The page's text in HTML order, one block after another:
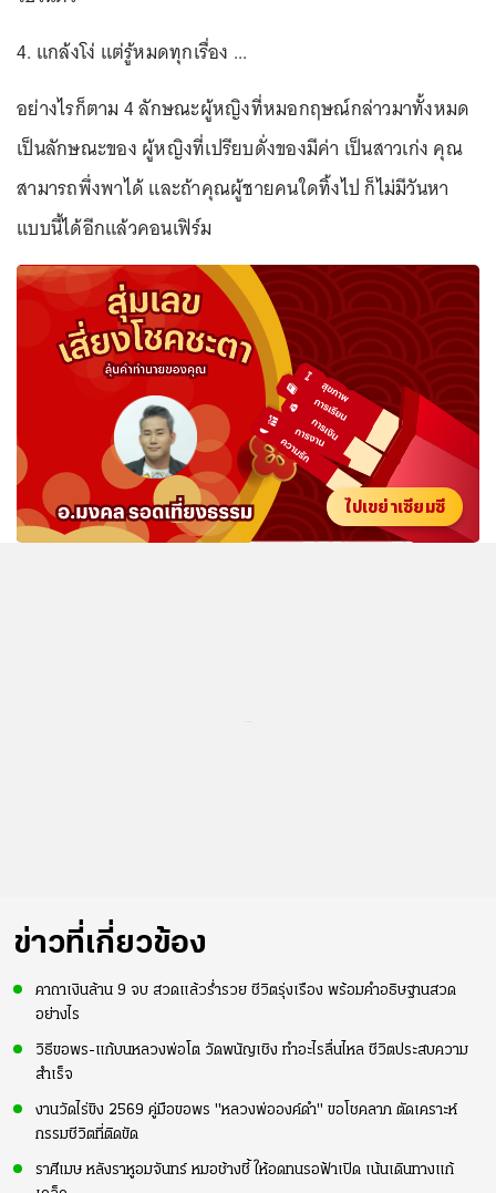
4. แกล้งโง่ แต่รู้หมดทุกเรื่อง ...
อย่างไรก็ตาม 4 ลักษณะผู้หญิงที่หมอกฤษณ์กล่าวมาทั้งหมด
เป็นลักษณะของ ผู้หญิงที่เปรียบดั่งของมีค่า เป็นสาวเก่ง คุณ
สามารถพึ่งพาได้ และถ้าคุณผู้ชายคนใดทิ้งไป ก็ไม่มีวันหา
แบบนี้ได้อีกแล้วคอนเฟิร์ม
ไปเขย่าเซียมซี
ข่าวที่เกี่ยวข้อง
คาถาเงินล้าน 9 จบ สวดแล้วร่ำรวย ชีวิตรุ่งเรือง พร้อมคำอธิษฐานสวด
อย่างไร
วิธีขอพร-แก้บนหลวงพ่อโต วัดพนัญเชิง ทำอะไรลื่นไหล ชีวิตประสบความ
สำเร็จ
งานวัดไร่ขิง 2569 คู่มือขอพร "หลวงพ่อองค์ดำ" ขอโชคลาภ ตัดเคราะห์
กรรมชีวิตที่ติดขัด
ราศีเมษ หลังราหูอมจันทร์ หมอช้างชี้ ให้อดทนรอฟ้าเปิด เน้นเดินทางแก้